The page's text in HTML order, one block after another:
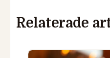
Relaterade